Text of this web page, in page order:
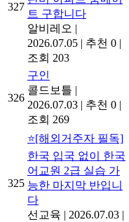
327
트 구합니다
알비레오 |
2026.07.05 | 추천 0 |
조회 203
326
구인
콜드보틀 |
2026.07.03 | 추천 0 |
조회 269
325
⭐[해외거주자 필독]
한국 입국 없이 한국
어교원 2급 실습 가
능한 마지막 반입니
다
선교육 | 2026.07.03 |